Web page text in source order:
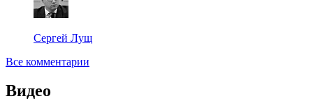
Сергей Лущ
Все комментарии
Видео